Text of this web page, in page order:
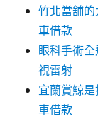
竹北當舖
車借款
眼科手術
視雷射
宜蘭賞鯨
車借款